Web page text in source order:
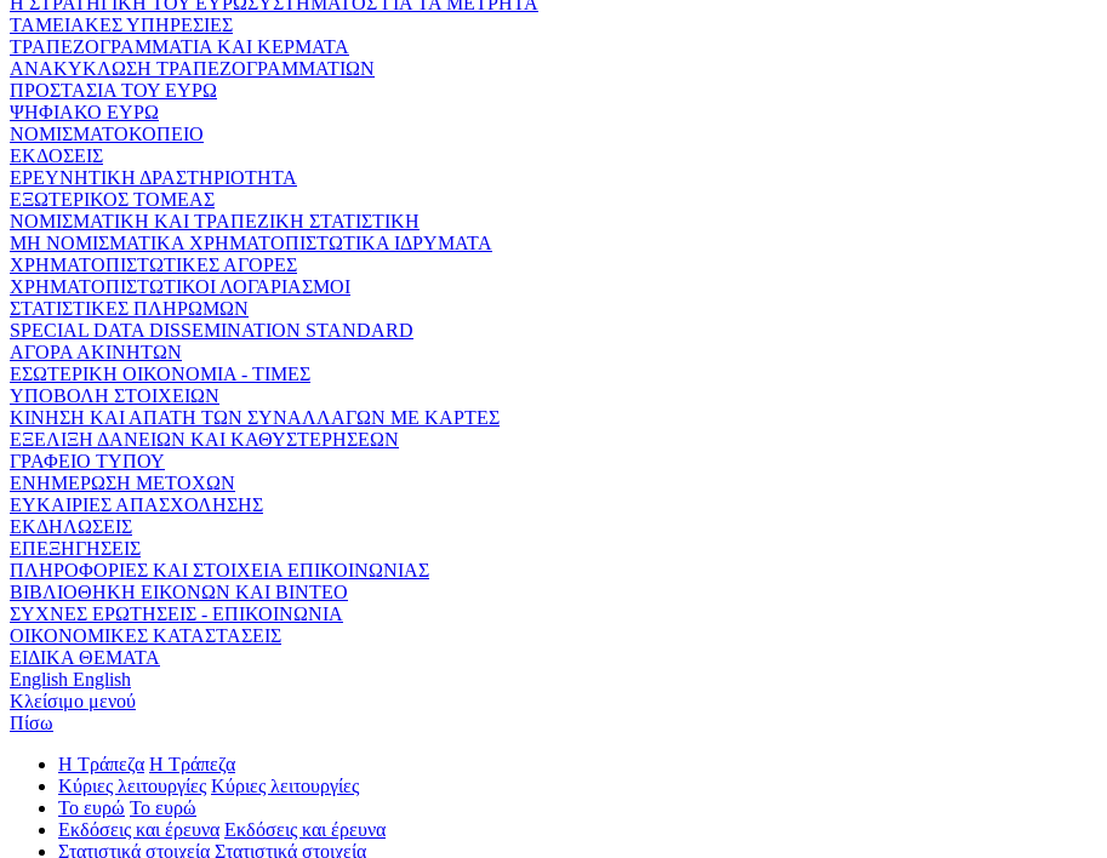
ΤΑΜΕΙΑΚΕΣ ΥΠΗΡΕΣΙΕΣ
ΤΡΑΠΕΖΟΓΡΑΜΜΑΤΙΑ ΚΑΙ ΚΕΡΜΑΤΑ
ΑΝΑΚΥΚΛΩΣΗ ΤΡΑΠΕΖΟΓΡΑΜΜΑΤΙΩΝ
ΠΡΟΣΤΑΣΙΑ ΤΟΥ ΕΥΡΩ
ΨΗΦΙΑΚΟ ΕΥΡΩ
ΝΟΜΙΣΜΑΤΟΚΟΠΕΙΟ
ΕΚΔΟΣΕΙΣ
ΕΡΕΥΝΗΤΙΚΗ ΔΡΑΣΤΗΡΙΟΤΗΤΑ
ΕΞΩΤΕΡΙΚΟΣ ΤΟΜΕΑΣ
ΝΟΜΙΣΜΑΤΙΚΗ ΚΑΙ ΤΡΑΠΕΖΙΚΗ ΣΤΑΤΙΣΤΙΚΗ
ΜΗ ΝΟΜΙΣΜΑΤΙΚΑ ΧΡΗΜΑΤΟΠΙΣΤΩΤΙΚΑ ΙΔΡΥΜΑΤΑ
ΧΡΗΜΑΤΟΠΙΣΤΩΤΙΚΕΣ ΑΓΟΡΕΣ
ΧΡΗΜΑΤΟΠΙΣΤΩΤΙΚΟΙ ΛΟΓΑΡΙΑΣΜΟΙ
ΣΤΑΤΙΣΤΙΚΕΣ ΠΛΗΡΩΜΩΝ
SPECIAL DATA DISSEMINATION STANDARD
ΑΓΟΡΑ ΑΚΙΝΗΤΩΝ
ΕΣΩΤΕΡΙΚΗ ΟΙΚΟΝΟΜΙΑ - ΤΙΜΕΣ
ΥΠΟΒΟΛΗ ΣΤΟΙΧΕΙΩΝ
ΚΙΝΗΣΗ ΚΑΙ ΑΠΑΤΗ ΤΩΝ ΣΥΝΑΛΛΑΓΩΝ ΜΕ ΚΑΡΤΕΣ
ΕΞΕΛΙΞΗ ΔΑΝΕΙΩΝ ΚΑΙ ΚΑΘΥΣΤΕΡΗΣΕΩΝ
ΓΡΑΦΕΙΟ ΤΥΠΟΥ
ΕΝΗΜΕΡΩΣΗ ΜΕΤΟΧΩΝ
ΕΥΚΑΙΡΙΕΣ ΑΠΑΣΧΟΛΗΣΗΣ
ΕΚΔΗΛΩΣΕΙΣ
ΕΠΕΞΗΓΗΣΕΙΣ
ΠΛΗΡΟΦΟΡΙΕΣ ΚΑΙ ΣΤΟΙΧΕΙΑ ΕΠΙΚΟΙΝΩΝΙΑΣ
ΒΙΒΛΙΟΘΗΚΗ ΕΙΚΟΝΩΝ ΚΑΙ ΒΙΝΤΕΟ
ΣΥΧΝΕΣ ΕΡΩΤΗΣΕΙΣ - ΕΠΙΚΟΙΝΩΝΙΑ
ΟΙΚΟΝΟΜΙΚΕΣ ΚΑΤΑΣΤΑΣΕΙΣ
ΕΙΔΙΚΑ ΘΕΜΑΤΑ
English English
Κλείσιμο μενού
Πίσω
Η Τράπεζα Η Τράπεζα
Κύριες λειτουργίες Κύριες λειτουργίες
Το ευρώ Το ευρώ
Εκδόσεις και έρευνα Εκδόσεις και έρευνα
Στατιστικά στοιχεία Στατιστικά στοιχεία